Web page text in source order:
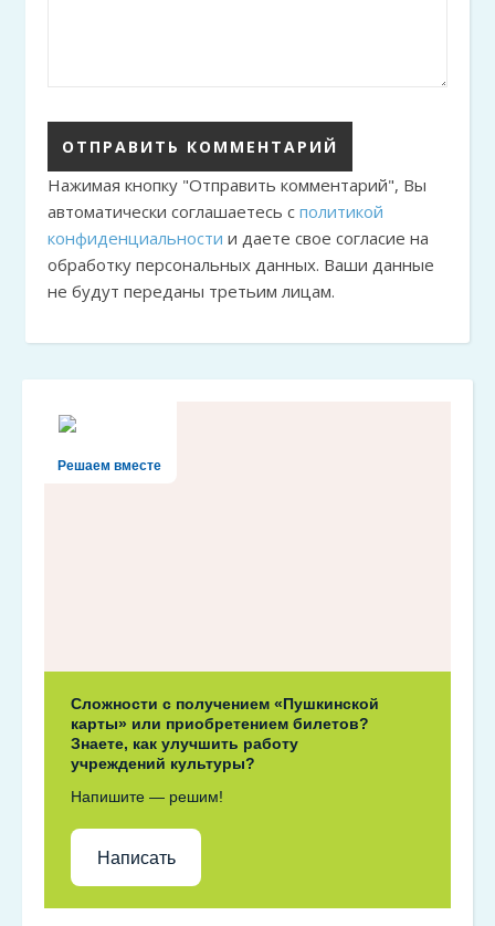
Нажимая кнопку "Отправить комментарий", Вы
автоматически соглашаетесь с политикой
конфиденциальности и даете свое согласие на
обработку персональных данных. Ваши данные
не будут переданы третьим лицам.
Решаем вместе
Сложности с получением «Пушкинской
карты» или приобретением билетов?
Знаете, как улучшить работу
учреждений культуры?
Напишите — решим!
Написать